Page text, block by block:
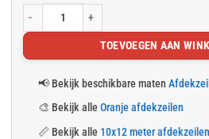
Oranje afdekzeil 10x12m 150gr/m² aantal
TOEVOEGEN AAN
📢 Bekijk beschikbare maten
🎨 Bekijk alleOranje afdekzeilen
📏 Bekijk alle 10x12 meter afdekzeilen